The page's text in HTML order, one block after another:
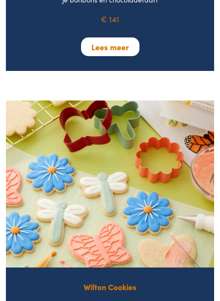
€ 141
Lees meer
Wilton Cookies